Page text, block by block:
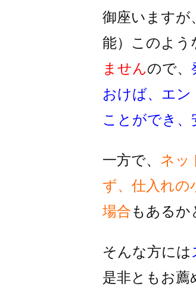
御座いますが
能） このよう
ませんので、
おけば、 エン
ことができ、
一方で、 ネッ
ず、 仕入れの
場合もあるか
そんな方には
是非ともお薦